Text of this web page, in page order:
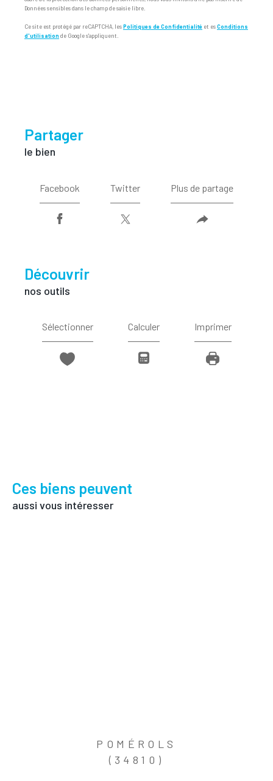
Données sensibles dans le champ de saisie libre.
Ce site est protégé par reCAPTCHA, lesPolitiques de Confidentialité et esConditions
d'utilisation de Google s'appliquent.
partager
le bien
Facebook Twitter Plus de partage
découvrir
nos outils
Sélectionner Calculer Imprimer
Ces biens peuvent
aussi vous intéresser
POMÉROLS
(34810)